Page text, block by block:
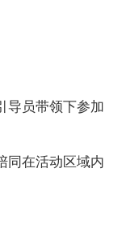
员带领下参加
在活动区域内